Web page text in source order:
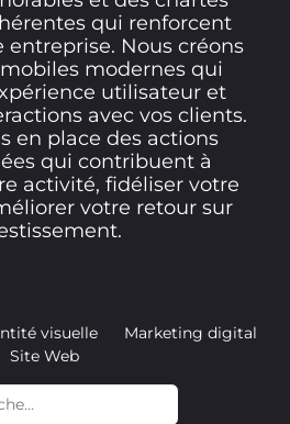
qui renforcent
entreprise. Nous créons
modernes qui
utilisateur et
avec vos clients.
en place des actions
qui contribuent à
activité, fidéliser votre
votre retour sur
visuelle
Marketing digital
Site Web